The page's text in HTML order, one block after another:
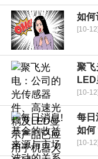
如何
[10-
聚飞
[10-
每日
如何
[10-